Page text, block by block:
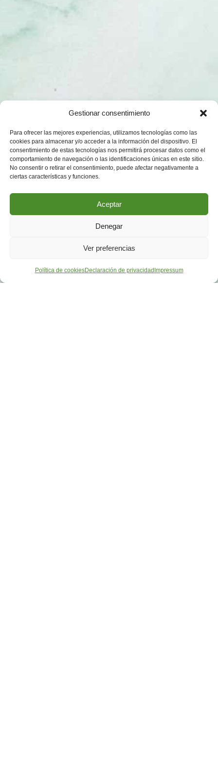
Gestionar consentimiento
Para ofrecer las mejores experiencias, utilizamos tecnologías como las
cookies para almacenar y/o acceder a la información del dispositivo. El
consentimiento de estas tecnologías nos permitirá procesar datos como el
comportamiento de navegación o las identificaciones únicas en este sitio.
No consentir o retirar el consentimiento, puede afectar negativamente a
ciertas características y funciones.
Aceptar
Denegar
Ver preferencias
Política de cookiesDeclaración de privacidad Impressum